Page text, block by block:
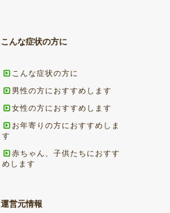
こんな症状の方に
こんな症状の方に
男性の方におすすめします
女性の方におすすめします
お年寄りの方におすすめしま
す
赤ちゃん、子供たちにおすす
めします
運営元情報